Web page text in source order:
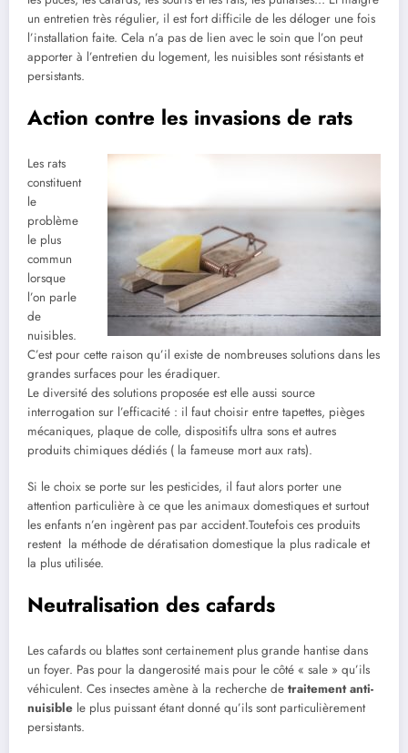
un entretien très régulier, il est fort difficile de les déloger une fois
l’installation faite. Cela n’a pas de lien avec le soin que l’on peut
apporter à l’entretien du logement, les nuisibles sont résistants et
persistants.
Action contre les invasions de rats
Les rats
constituent
le
problème
le plus
commun
lorsque
l’on parle
de
nuisibles.
C’est pour cette raison qu’il existe de nombreuses solutions dans les
grandes surfaces pour les éradiquer.
Le diversité des solutions proposée est elle aussi source
interrogation sur l’efficacité : il faut choisir entre tapettes, pièges
mécaniques, plaque de colle, dispositifs ultra sons et autres
produits chimiques dédiés ( la fameuse mort aux rats).
Si le choix se porte sur les pesticides, il faut alors porter une
attention particulière à ce que les animaux domestiques et surtout
les enfants n’en ingèrent pas par accident.Toutefois ces produits
restent la méthode de dératisation domestique la plus radicale et
la plus utilisée.
Neutralisation des cafards
Les cafards ou blattes sont certainement plus grande hantise dans
un foyer. Pas pour la dangerosité mais pour le côté « sale » qu’ils
véhiculent. Ces insectes amène à la recherche de traitement anti-
nuisible le plus puissant étant donné qu’ils sont particulièrement
persistants.